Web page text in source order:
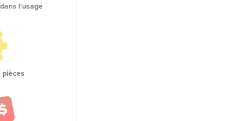
l'usagé
pièces